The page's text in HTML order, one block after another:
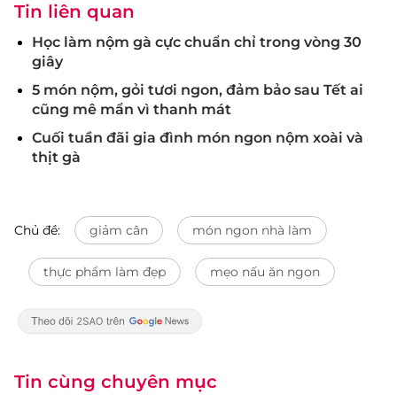
Tin liên quan
Học làm nộm gà cực chuẩn chỉ trong vòng 30
giây
5 món nộm, gỏi tươi ngon, đảm bảo sau Tết ai
cũng mê mẩn vì thanh mát
Cuối tuần đãi gia đình món ngon nộm xoài và
thịt gà
Chủ đề: giảm cân món ngon nhà làm
thực phẩm làm đẹp mẹo nấu ăn ngon
Tin cùng chuyên mục